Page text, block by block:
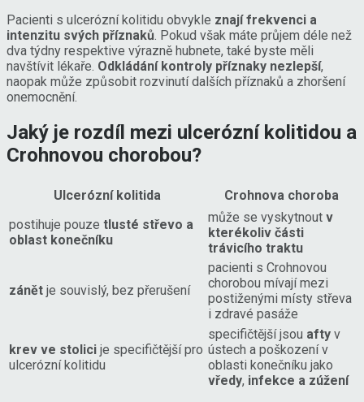
Pacienti s ulcerózní kolitidu obvykle znají frekvenci a
intenzitu svých příznaků. Pokud však máte průjem déle než
dva týdny respektive výrazně hubnete, také byste měli
navštívit lékaře. Odkládání kontroly příznaky nezlepší,
naopak může způsobit rozvinutí dalších příznaků a zhoršení
onemocnění.
Jaký je rozdíl mezi ulcerózní kolitidou a
Crohnovou chorobou?
Ulcerózní kolitida
Crohnova choroba
postihuje pouze tlusté střevo a
oblast konečníku
může se vyskytnout v
kterékoliv části
trávicího traktu
zánět je souvislý, bez přerušení
pacienti s Crohnovou
chorobou mívají mezi
postiženými místy střeva
i zdravé pasáže
krev ve stolici je specifičtější pro
ulcerózní kolitidu
specifičtější jsou afty v
ústech a poškození v
oblasti konečníku jako
vředy, infekce a zúžení